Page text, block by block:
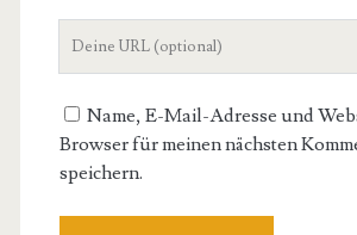
Adresse
Name, E-Mail-Adresse und
Browser für meinen nächsten
speichern.